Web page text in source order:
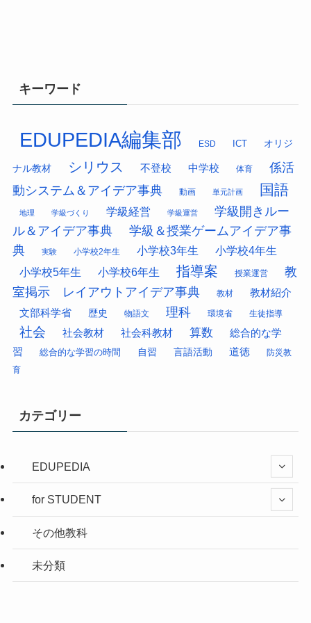
キーワード
EDUPEDIA編集部 ESD ICT オリジ
ナル教材 シリウス 不登校 中学校 体育
係活
動システム＆アイデア事典
動画 単元計画 国語
地理 学級づくり 学級経営 学級運営
学級開きルー
ル＆アイデア事典
学級＆授業ゲームアイデア事
典
実験 小学校2年生 小学校3年生
小学校4年生
小学校5年生
小学校6年生 指導案 授業運営
教
室掲示 レイアウトアイデア事典
教材 教材紹介
文部科学省 歴史 物語文 理科 環境省 生徒指導
社会 社会教材 社会科教材 算数
総合的な学
習
総合的な学習の時間 自習 言語活動 道徳 防災教
育
カテゴリー
EDUPEDIA
for STUDENT
その他教科
未分類